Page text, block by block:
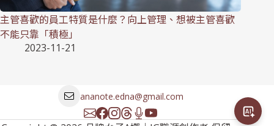
主管喜歡的員工特質是什麼？向上管理、想被主管喜歡
不能只靠「積極」
2023-11-21
ananote.edna@gmail.com